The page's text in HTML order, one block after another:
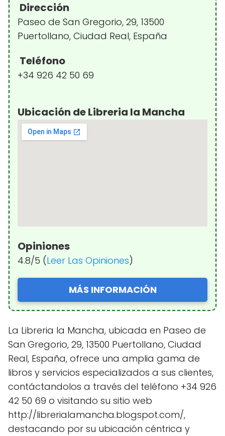
Dirección
Paseo de San Gregorio, 29, 13500
Puertollano, Ciudad Real, España
Teléfono
+34 926 42 50 69
Ubicación de Libreria la Mancha
Opiniones
4.8/5 (Leer Las Opiniones)
MÁS INFORMACIÓN
La Libreria la Mancha, ubicada en Paseo de
San Gregorio, 29, 13500 Puertollano, Ciudad
Real, España, ofrece una amplia gama de
libros y servicios especializados a sus clientes,
contáctandolos a través del teléfono +34 926
42 50 69 o visitando su sitio web
http://librerialamancha.blogspot.com/,
destacando por su ubicación céntrica y